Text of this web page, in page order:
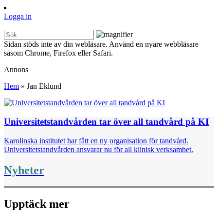
Logga in
Sidan stöds inte av din webläsare. Använd en nyare webbläsare
såsom Chrome, Firefox eller Safari.
Annons
Hem » Jan Eklund
Universitetstandvården tar över all tandvård på KI
Karolinska institutet har fått en ny organisation för tandvård.
Universitetstandvården ansvarar nu för all klinisk verksamhet.
Nyheter
Upptäck mer